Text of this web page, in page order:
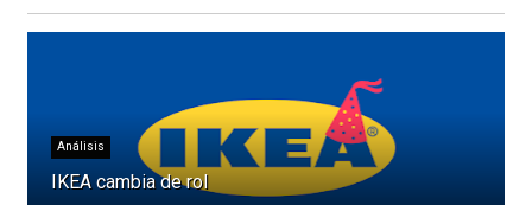
Análisis
IKEA cambia de rol